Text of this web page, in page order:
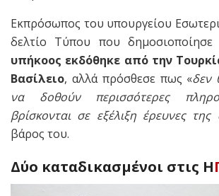
Εκπρόσωπος του υπουργείου
δελτίο Τύπου που
υπήκοος εκδόθηκε από την
Βασίλειο, αλλά πρόσθεσε πως «δεν
να δοθούν περισσότερες
βρίσκονται σε εξέλιξη έρευνες της
βάρος του.
Δύο καταδικασμένοι στις Η